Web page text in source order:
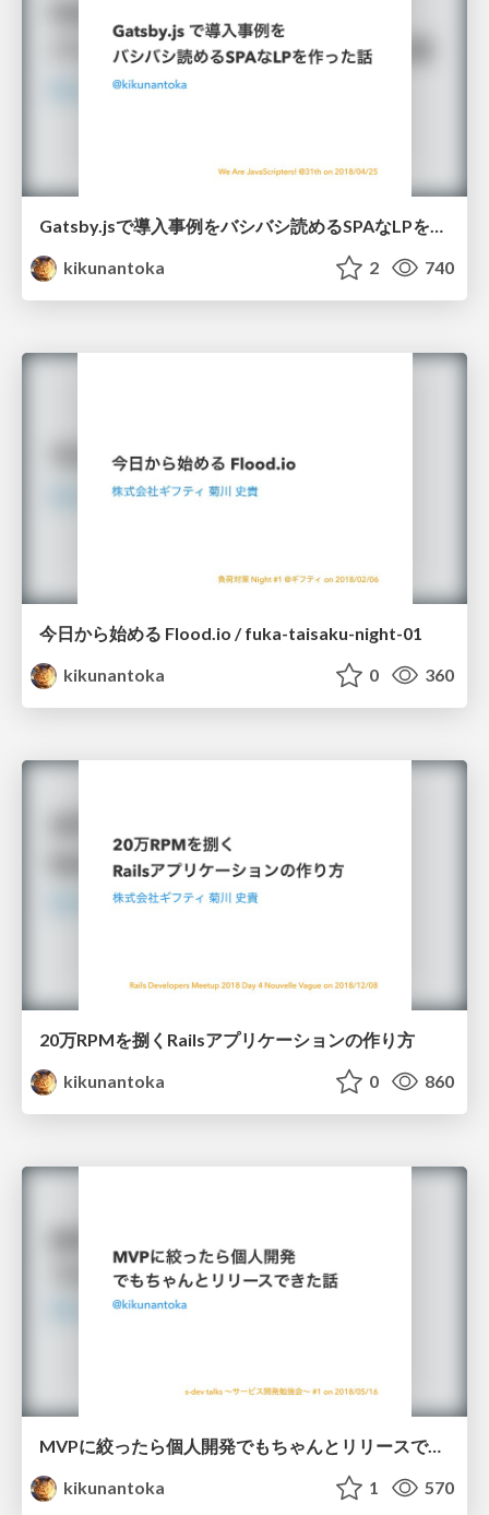
Gatsby.jsで導入事例をバシバシ読めるSPAなLPを作った話 / gatsby-js-for-biz-lp
kikunantoka
2 740
今日から始める Flood.io / fuka-taisaku-night-01
kikunantoka
0 360
20万RPMを捌くRailsアプリケーションの作り方
kikunantoka
0 860
MVPに絞ったら個人開発でもちゃんとリリースできた話
kikunantoka
1 570